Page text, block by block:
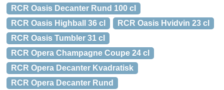
RCR Oasis Decanter Rund 100 cl
RCR Oasis Highball 36 cl
RCR Oasis Hvidvin 23 cl
RCR Oasis Tumbler 31 cl
RCR Opera Champagne Coupe 24 cl
RCR Opera Decanter Kvadratisk
RCR Opera Decanter Rund